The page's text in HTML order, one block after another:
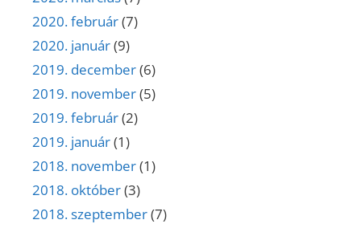
2020. február(7)
2020. január(9)
2019. december(6)
2019. november(5)
2019. február(2)
2019. január(1)
2018. november(1)
2018. október(3)
2018. szeptember(7)